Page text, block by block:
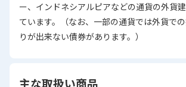
ー、インドネシアルピアなどの通貨の外貨
ています。（なお、一部の通貨では外貨で
りが出来ない債券があります。）
主な取扱い商品